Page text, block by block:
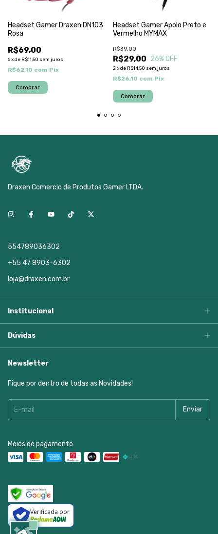
Headset Gamer Draxen DN103
Rosa
R$69,00
6xde R$11,50 sem juros
R$62,10 com Pix
Headset Gamer Apolo Preto e
Vermelho MYMAX
R$29,00
R$39,00
26% OFF
2xde R$14,50 sem juros
R$26,10 com Pix
Draxen Comercio de Produtos Gamer LTDA.
554789036302
+55 47 8903-6302
loja@draxen.com.br
Institucional
Dúvidas
Newsletter
Fique por dentro de todas as Novidades!
Meios de pagamento
Verificada por